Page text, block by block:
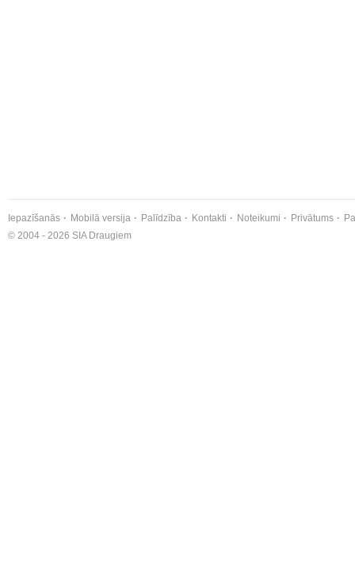
Iepazīšanās Mobilā versija Palīdzība Kontakti Noteikumi Privātums
© 2004 - 2026 SIA Draugiem